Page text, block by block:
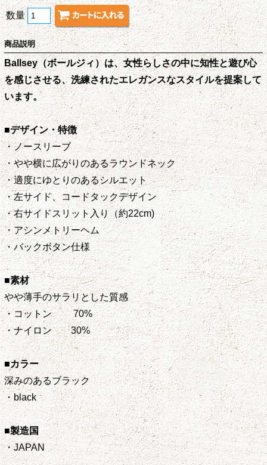
数量
商品説明
Ballsey（ボールジィ）は、女性らしさの中に知性と遊び心
を感じさせる、洗練されたエレガンスなスタイルを提案して
います。
■デザイン・特徴
・ノースリーブ
・やや横に広がりのあるラウンドネック
・適度にゆとりのあるシルエット
・左サイド、コードタックデザイン
・右サイドスリット入り（約22cm)
・アシンメトリーヘム
・バックボタン仕様
■素材
やや薄手のサラリとした質感
・コットン 70%
・ナイロン 30%
■カラー
深みのあるブラック
・black
■製造国
・JAPAN